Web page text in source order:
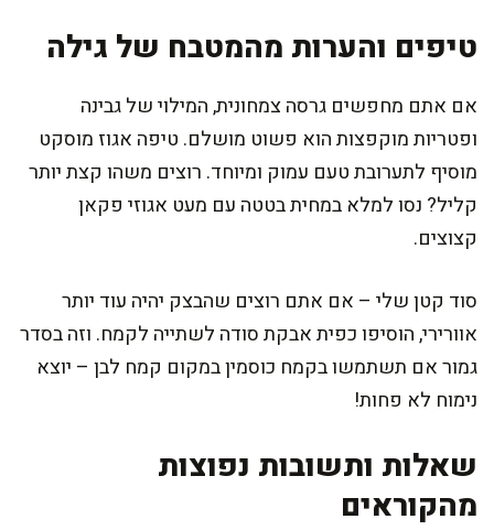
טיפים והערות מהמטבח של גילה
אם אתם מחפשים גרסה צמחונית, המילוי של גבינה
ופטריות מוקפצות הוא פשוט מושלם. טיפה אגוז מוסקט
מוסיף לתערובת טעם עמוק ומיוחד. רוצים משהו קצת יותר
קליל? נסו למלא במחית בטטה עם מעט אגוזי פקאן
קצוצים.
סוד קטן שלי – אם אתם רוצים שהבצק יהיה עוד יותר
אוורירי, הוסיפו כפית אבקת סודה לשתייה לקמח. וזה בסדר
גמור אם תשתמשו בקמח כוסמין במקום קמח לבן – יוצא
נימוח לא פחות!
שאלות ותשובות נפוצות
מהקוראים